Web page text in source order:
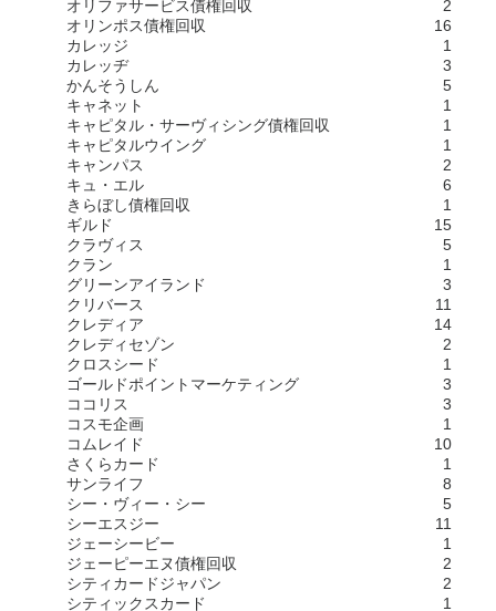
オリファサービス債権回収
2
オリンポス債権回収
16
カレッジ
1
カレッヂ
3
かんそうしん
5
キャネット
1
キャピタル・サーヴィシング債権回収
1
キャピタルウイング
1
キャンパス
2
キュ・エル
6
きらぼし債権回収
1
ギルド
15
クラヴィス
5
クラン
1
グリーンアイランド
3
クリバース
11
クレディア
14
クレディセゾン
2
クロスシード
1
ゴールドポイントマーケティング
3
ココリス
3
コスモ企画
1
コムレイド
10
さくらカード
1
サンライフ
8
シー・ヴィー・シー
5
シーエスジー
11
ジェーシービー
1
ジェーピーエヌ債権回収
2
シティカードジャパン
2
シティックスカード
1